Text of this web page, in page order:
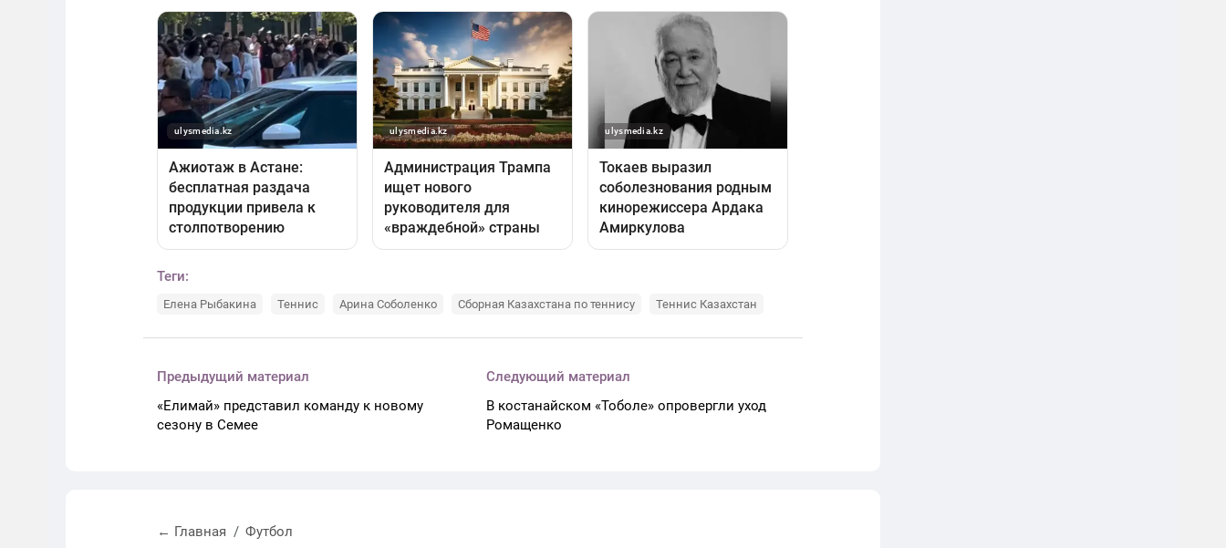
Теги:
Елена Рыбакина Теннис Арина Соболенко Сборная Казахстана по теннису Теннис Казахстан
Предыдущий материал
«Елимай» представил команду к новому
сезону в Семее
Следующий материал
В костанайском «Тоболе» опровергли уход
Ромащенко
← Главная Футбол